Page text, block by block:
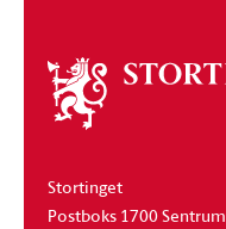
Om
stortinget
Stortinget
Postboks 1700 Sentrum